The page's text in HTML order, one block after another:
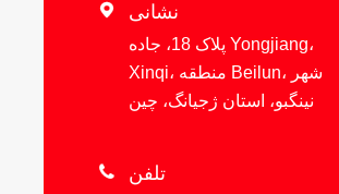
 نشانی
پلاک 18، جاده Yongjiang،
Xinqi، منطقه Beilun، شهر
نینگبو، استان ژجیانگ، چین
 تلفن